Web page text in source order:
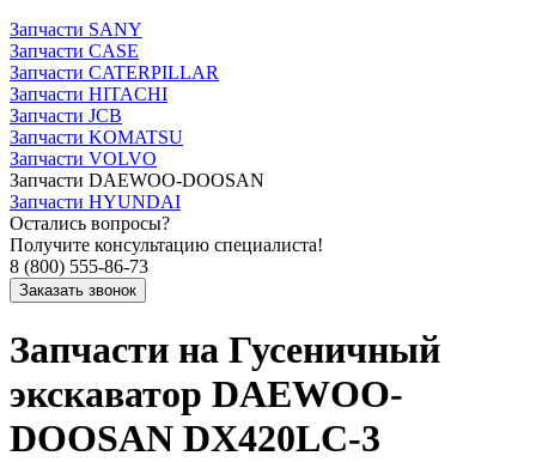
Запчасти SANY
Запчасти CASE
Запчасти CATERPILLAR
Запчасти HITACHI
Запчасти JCB
Запчасти KOMATSU
Запчасти VOLVO
Запчасти DAEWOO-DOOSAN
Запчасти HYUNDAI
Остались вопросы?
Получите консультацию специалиста!
8 (800) 555-86-73
Запчасти на Гусеничный
экскаватор DAEWOO-
DOOSAN DX420LC-3